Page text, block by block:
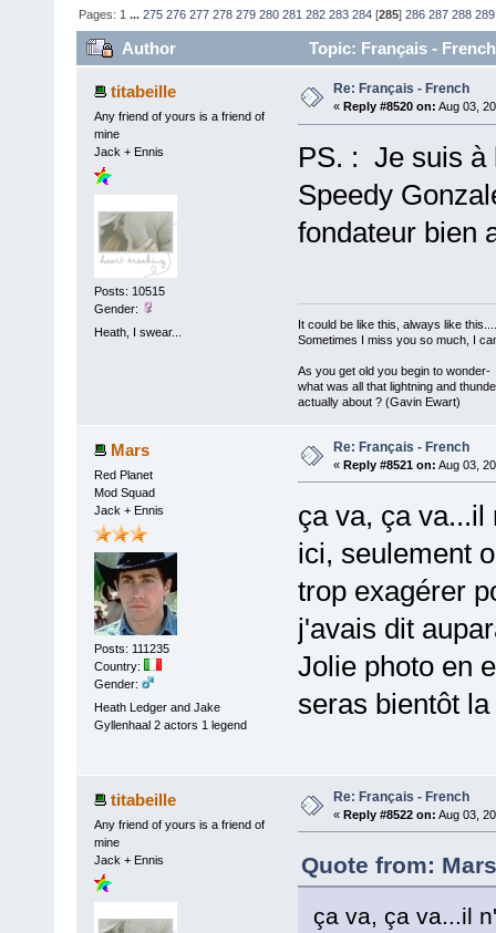
Pages: 1 ...275 276 277 278 279 280 281 282 283 284 [285]286 287 288 289
Author Topic: Français -
titabeille
Any friend of yours is a friend of
mine
Jack + Ennis
Posts: 10515
Gender:
Heath, I swear...
Re: Français - French
« Reply #8520 on: Aug 03,
PS. : Je suis à
Speedy
fondateur
It could be like this, always like this....
Sometimes I miss you so much, I
As you get old you begin to wonder-
what was all that lightning and
actually about ? (Gavin Ewart)
Mars
Red Planet
Mod Squad
Jack + Ennis
Posts: 111235
Country:
Gender:
Heath Ledger and Jake
Gyllenhaal 2 actors 1 legend
Re: Français - French
« Reply #8521 on: Aug 03,
ça va, ça va...il
ici, seulement
trop exagérer
j'avais dit
Jolie photo en
seras bientôt
titabeille
Any friend of yours is a friend of
mine
Jack + Ennis
Re: Français - French
« Reply #8522 on: Aug 03,
Quote from:
ça va, ça va...il